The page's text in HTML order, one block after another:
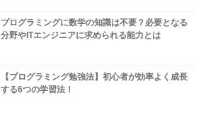
プログラミングに数学の知識は不要？必要となる
分野やITエンジニアに求められる能力とは
【プログラミング勉強法】初心者が効率よく成長
する6つの学習法！